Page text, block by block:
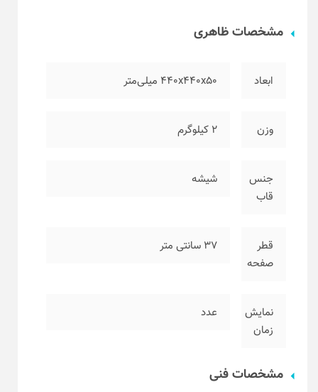
مشخصات ظاهری
ابعاد ۴۴۰x440x50 میلی‌متر
وزن ۲ کیلوگرم
جنس
قاب
شیشه
قطر
صفحه
۳۷ سانتی متر
نمایش
زمان
عدد
مشخصات فنی